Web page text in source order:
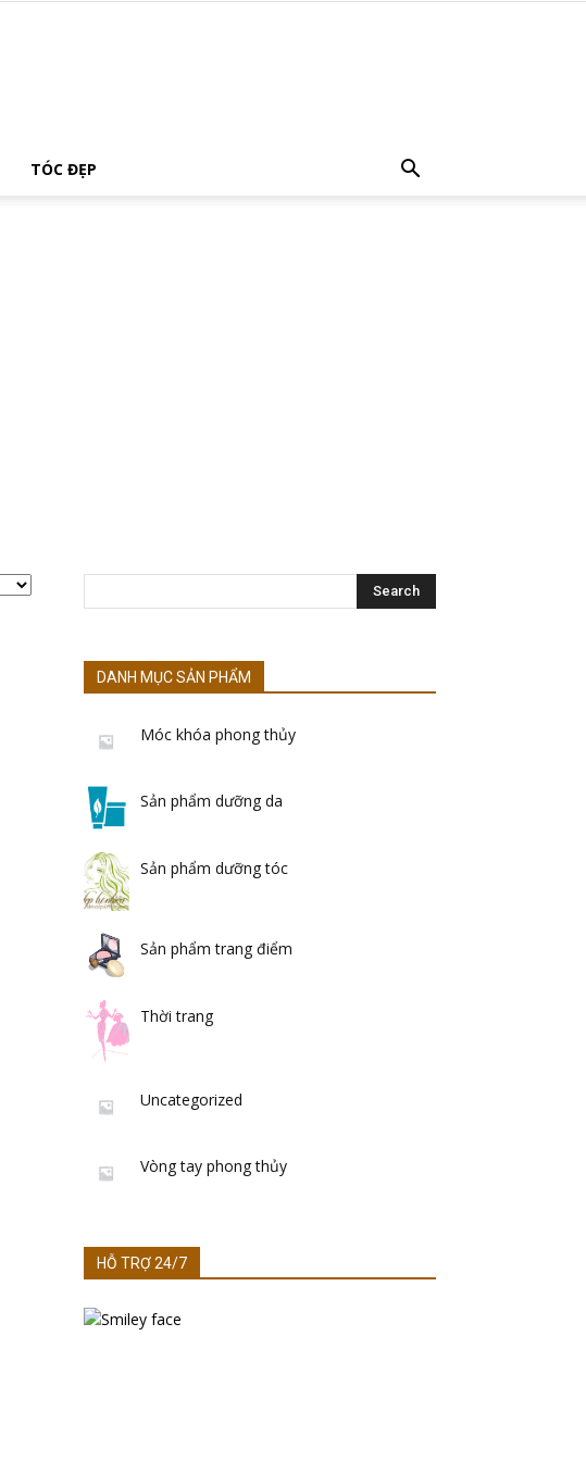
TÓC ĐẸP
DANH MỤC SẢN PHẨM
Móc khóa phong thủy
Sản phẩm dưỡng da
Sản phẩm dưỡng tóc
Sản phẩm trang điểm
Thời trang
Uncategorized
Vòng tay phong thủy
HỖ TRỢ 24/7